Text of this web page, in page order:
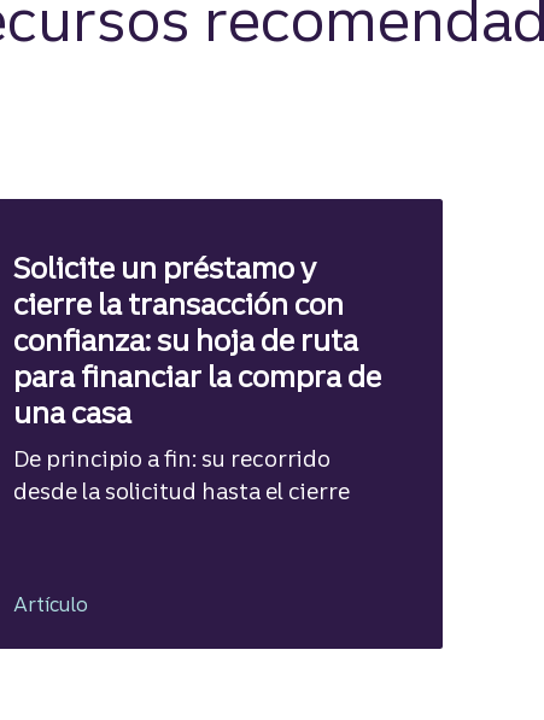
Solicite un préstamo y
cierre la transacción con
confianza: su hoja de ruta
para financiar la compra de
una casa
De principio a fin: su recorrido
desde la solicitud hasta el cierre
Artículo